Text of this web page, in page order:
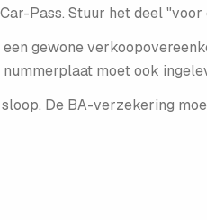
Pass. Stuur het deel
gewone
moet ook
De BA-verzekering